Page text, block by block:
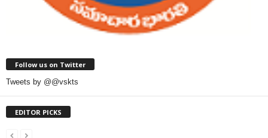
Follow us on Twitter
Tweets by @@vskts
EDITOR PICKS